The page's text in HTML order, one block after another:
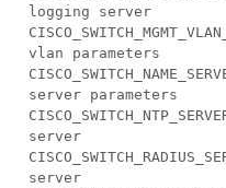
logging server
vlan parameters
server parameters
server
server